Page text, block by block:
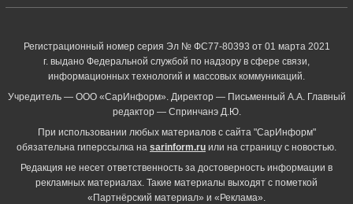
Регистрационный номер серия Эл № ФС77-80393 от 01 марта 2021
г. выдано Федеральной службой по надзору в сфере связи,
информационных технологий и массовых коммуникаций.
Учредитель — ООО «СарИнформ». Директор — Письменный А.А. Главный
редактор — Спринчанэ Д.Ю.
При использовании любых материалов с сайта "СарИнформ"
обязательна гиперссылка на sarinform.ru или на страницу с новостью.
Редакция не несет ответственность за достоверность информации в
рекламных материалах. Такие материалы выходят с пометкой
«Партнёрский материал» и «Реклама».